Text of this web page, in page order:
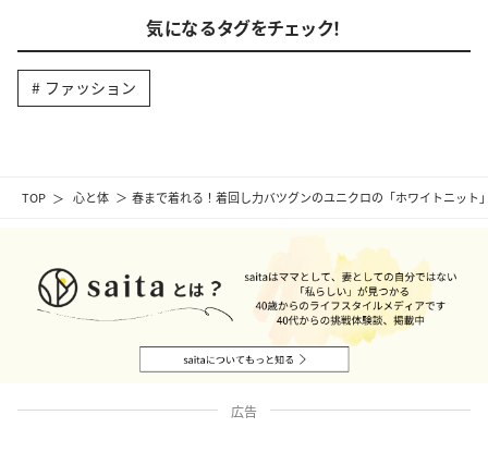
TOP 心と体 春まで着れる！着回し力バツグンのユニクロの「ホワイトニット
気になるタグをチェック！
ファッション
広告